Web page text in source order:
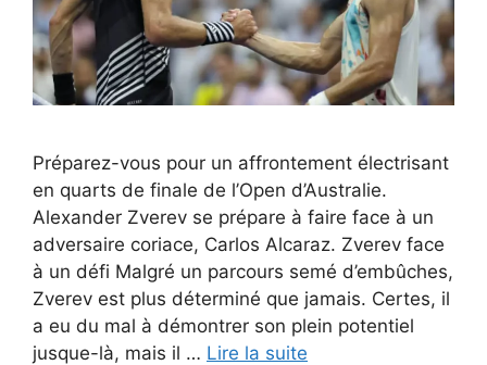
Préparez-vous pour un affrontement électrisant
en quarts de finale de l’Open d’Australie.
Alexander Zverev se prépare à faire face à un
adversaire coriace, Carlos Alcaraz. Zverev face
à un défi Malgré un parcours semé d’embûches,
Zverev est plus déterminé que jamais. Certes, il
a eu du mal à démontrer son plein potentiel
jusque-là, mais il … Lire la suite